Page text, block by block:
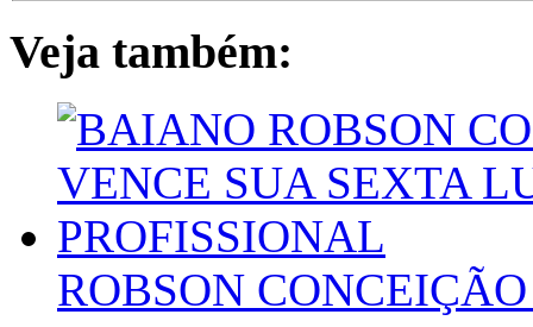
Veja também:
ROBSON